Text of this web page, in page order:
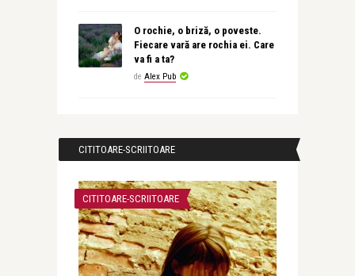
O rochie, o briză, o poveste.
Fiecare vară are rochia ei. Care
va fi a ta?
de Alex Pub
CITITOARE-SCRIITOARE
CITITOARE-SCRIITOARE